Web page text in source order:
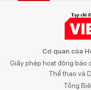
Cơ quan của
Giấy phép hoạt động báo
Thể thao và
Tổng